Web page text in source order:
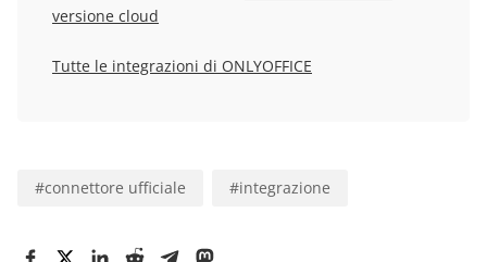
versione cloud
Tutte le integrazioni di ONLYOFFICE
#connettore ufficiale #integrazione